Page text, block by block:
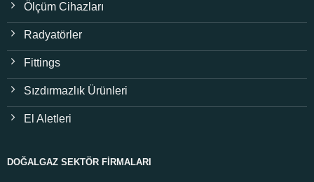
Ölçüm Cihazları
Radyatörler
Fittings
Sızdırmazlık Ürünleri
El Aletleri
DOĞALGAZ SEKTÖR FIRMALARI